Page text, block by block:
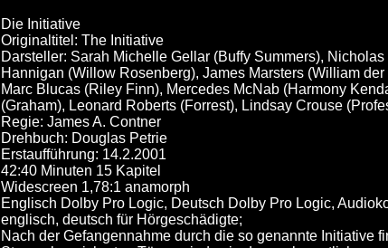
Die Initiative
Originaltitel: The Initiative
Darsteller: Sarah Michelle Gellar (Buffy Summers),
Hannigan (Willow Rosenberg), James Marsters (William
Marc Blucas (Riley Finn), Mercedes McNab (Harmony
(Graham), Leonard Roberts (Forrest), Lindsay Crouse
Regie: James A. Contner
Drehbuch: Douglas Petrie
Erstaufführung: 14.2.2001
42:40 Minuten 15 Kapitel
Widescreen 1,78:1 anamorph
Englisch Dolby Pro Logic, Deutsch Dolby Pro Logic,
englisch, deutsch für Hörgeschädigte;
Nach der Gefangennahme durch die so genannte Initiative